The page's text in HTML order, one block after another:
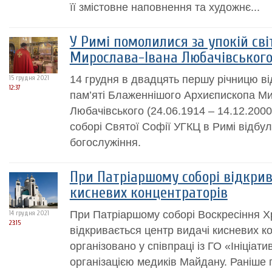
її змістовне наповнення та художнє...
15 грудня 2021
12:37
У Римі помолилися за упокій
Мирослава-Івана Любачівського
14 грудня в двадцять першу річницю
пам’яті Блаженнішого Архиєпископа
Любачівського (24.06.1914 –
соборі Святої Софії УГКЦ в Римі
богослужіння.
14 грудня 2021
23:15
При Патріаршому соборі
кисневих концентраторів
При Патріаршому соборі Воскресіння
відкривається центр видачі кисневих
організовано у співпраці із ГО
організацією медиків Майдану.